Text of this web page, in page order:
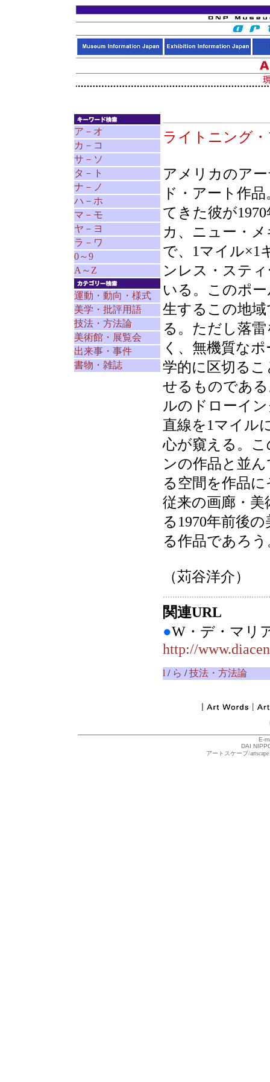
ア－オ
カ－コ
サ－ソ
タ－ト
ナ－ノ
ハ－ホ
マ－モ
ヤ－ヨ
ラ－ワ
0～9
A～Z
運動・動向・様式
美学・批評用語
技法・方法論
美術館・展覧会
出来事・事件
書物・雑誌
ライトニング
アメリカのア
ド・アート作
てきた彼が
カ、ニュー・
で、1マイル×1
ンレス・ステ
いる。このポ
生するこの地
る。ただし落
く、無機質な
学的に区切る
せるものであ
ルのドローイ
直線を1マイル
心が窺える。
ンの作品と並
る空間を作品
従来の画廊・
る1970年前後
る作品であろう
（苅谷洋介）
関連URL
●W・デ・マ
http://
l / ら /技法・方法論
E-
DAI
アートスケープ/